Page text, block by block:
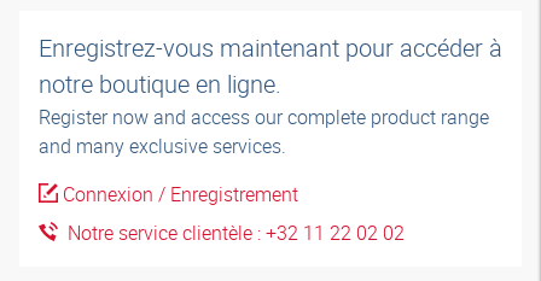
Enregistrez-vous maintenant pour accéder à
notre boutique en ligne.
Register now and access our complete product range
and many exclusive services.
Connexion / Enregistrement
Notre service clientèle : +32 11 22 02 02